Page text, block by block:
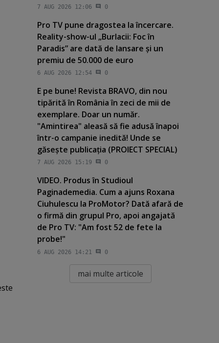
7 AUG 2026 12:06 0
Pro TV pune dragostea la încercare.
Reality-show-ul „Burlacii: Foc în
Paradis” are dată de lansare şi un
premiu de 50.000 de euro
6 AUG 2026 12:54 0
E pe bune! Revista BRAVO, din nou
tipărită în România în zeci de mii de
exemplare. Doar un număr.
"Amintirea" aleasă să fie adusă înapoi
într-o campanie inedită! Unde se
găseşte publicaţia (PROIECT SPECIAL)
7 AUG 2026 15:19 0
VIDEO. Produs în Studioul
Paginademedia. Cum a ajuns Roxana
Ciuhulescu la ProMotor? Dată afară de
o firmă din grupul Pro, apoi angajată
de Pro TV: "Am fost 52 de fete la
probe!"
6 AUG 2026 14:21 0
mai multe articole